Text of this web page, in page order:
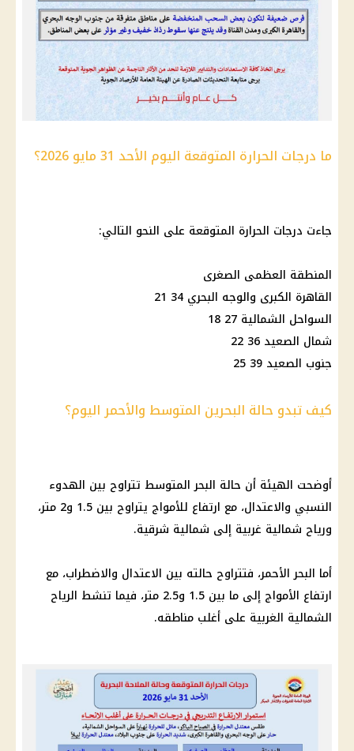
ما درجات الحرارة المتوقعة اليوم الأحد 31 مايو 2026؟
جاءت درجات الحرارة المتوقعة على النحو التالي:
المنطقة العظمى الصغرى
القاهرة الكبرى والوجه البحري 34 21
السواحل الشمالية 27 18
شمال الصعيد 36 22
جنوب الصعيد 39 25
كيف تبدو حالة البحرين المتوسط والأحمر اليوم؟
أوضحت الهيئة أن حالة البحر المتوسط تتراوح بين الهدوء
النسبي والاعتدال، مع ارتفاع للأمواج يتراوح بين 1.5 و2 متر،
ورياح شمالية غربية إلى شمالية شرقية.
أما البحر الأحمر، فتتراوح حالته بين الاعتدال والاضطراب، مع
ارتفاع الأمواج إلى ما بين 1.5 و2.5 متر، فيما تنشط الرياح
الشمالية الغربية على أغلب مناطقه.